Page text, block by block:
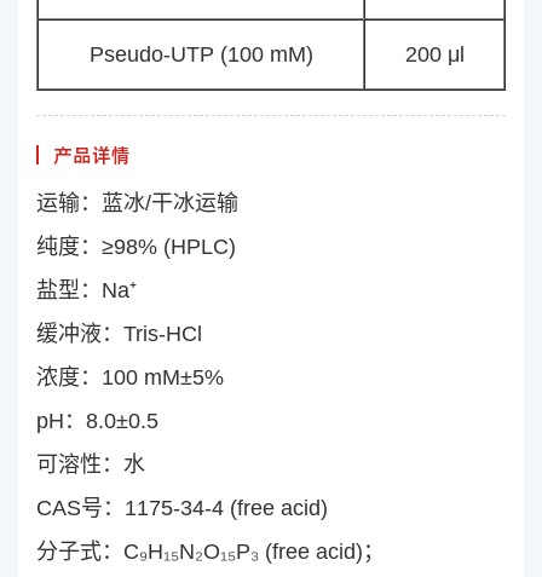
Pseudo-UTP (100 mM) 200 μl
产品详情
运输：蓝冰/干冰运输
纯度：≥98% (HPLC)
盐型：Na⁺
缓冲液：Tris-HCl
浓度：100 mM±5%
pH：8.0±0.5
可溶性：水
CAS号：1175-34-4 (free acid)
分子式：C₉H₁₅N₂O₁₅P₃ (free acid)；